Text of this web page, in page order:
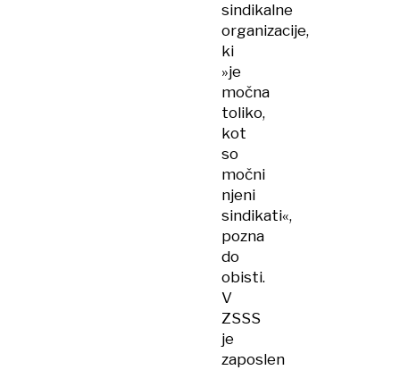
sindikalne
organizacije,
ki
»je
močna
toliko,
kot
so
močni
njeni
sindikati«,
pozna
do
obisti.
V
ZSSS
je
zaposlen